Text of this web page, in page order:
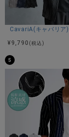
通気性に優れた
布の表面に独特
シボがあることで
【本格ディテール
本格的な袂（た
なく収納可能。
伝統的な意匠に実
す。
【簡単・時短で粋
CavariA(キャバリア
¥ 9,790 (税込)
5